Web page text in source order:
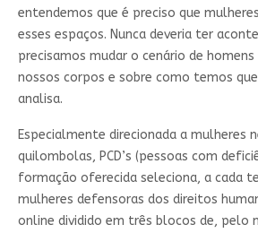
entendemos que é preciso que
esses espaços. Nunca deveria ter
precisamos mudar o cenário de
nossos corpos e sobre como temos que
analisa.
Especialmente direcionada a mulheres
quilombolas, PCD’s (pessoas com
formação oferecida seleciona, a cada
mulheres defensoras dos direitos
online dividido em três blocos de, pelo